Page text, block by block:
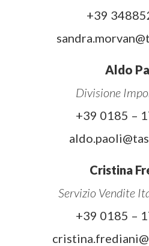
+39
Aldo
Divisione
+39 0185 –
Cristina
Servizio Vendite
+39 0185 –